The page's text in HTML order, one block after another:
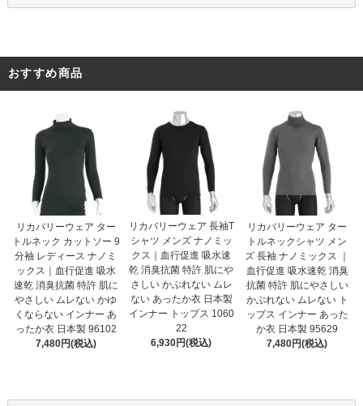
おすすめ商品
リカバリーウェア ター
トルネック カットソー 9
分袖 レディース ナノミ
ックス｜血行促進 吸水
速乾 消臭抗菌 特許 肌に
やさしい ムレない かゆ
くならない インナー あ
ったか衣 日本製 96102
7,480円(税込)
リカバリーウェア 長袖T
シャツ メンズ ナノミッ
クス｜血行促進 吸水速
乾 消臭抗菌 特許 肌にや
さしい かぶれない ムレ
ない あったか衣 日本製
インナー トップス 1060
22
6,930円(税込)
リカバリーウェア ター
トルネックシャツ メン
ズ 長袖 ナノミックス ｜
血行促進 吸水速乾 消臭
抗菌 特許 肌にやさしい
かぶれない ムレない ト
ップス インナー あった
か衣 日本製 95629
7,480円(税込)